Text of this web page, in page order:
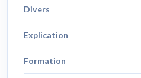
Divers
Explication
Formation